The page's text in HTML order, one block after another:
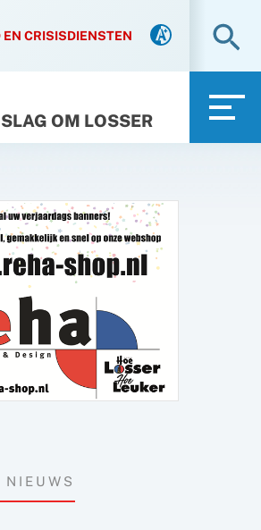
EN CRISISDIENSTEN
SLAG OM LOSSER